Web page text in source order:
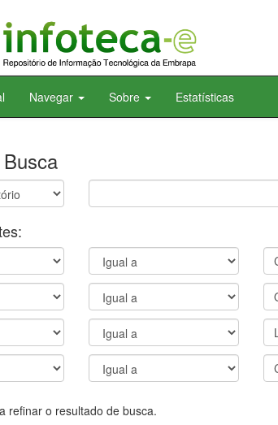
Navegar Sobre Estatísticas
refinar o resultado de busca.